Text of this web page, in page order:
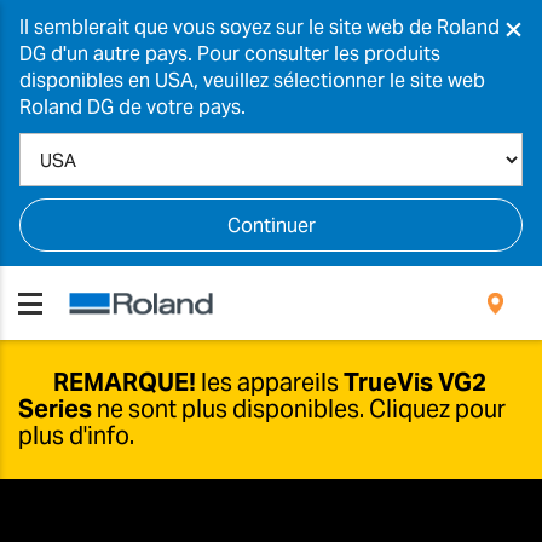
Il semblerait que vous soyez sur le site web de Roland
DG d'un autre pays. Pour consulter les produits
disponibles en USA, veuillez sélectionner le site web
Roland DG de votre pays.
Continuer
×
REMARQUE! les appareilsTrueVis VG2
Seriesne sont plus disponibles. Cliquez pour
plus d'info.
Nouvelles options disponibles